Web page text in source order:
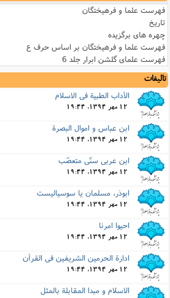
فهرست علما و فرهیختگان
تاریخ
چهره های برگزیده
فهرست علما و فرهیختگان بر اساس حرف ع
فهرست علمای گلشن ابرار جلد 6
تالیفات
الآداب الطبیة فى الاسلام
12 مهر 1394, 19:44
ابن عباس و اموال البصرة
12 مهر 1394, 19:44
ابن عربى سنّى متعصّب
12 مهر 1394, 19:44
ابوذر، مسلمان یا سوسیالیست
12 مهر 1394, 19:44
احیوا امرنا
12 مهر 1394, 19:44
ادارة الحرمین الشریفین فى القرآن
12 مهر 1394, 19:44
الاسلام و مبدا المقابلة بالمثل